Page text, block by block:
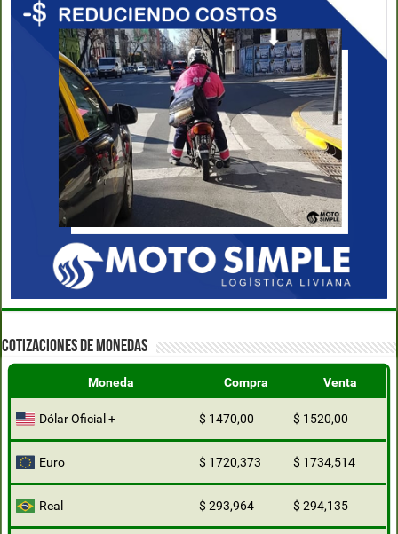
COTIZACIONES DE MONEDAS
Moneda Compra Venta
Dólar Oficial + $ 1470,00 $ 1520,00
Euro $ 1720,373 $ 1734,514
Real $ 293,964 $ 294,135